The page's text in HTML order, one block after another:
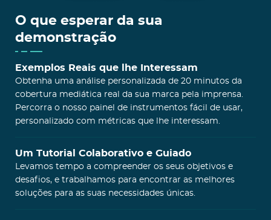
O que esperar da sua
demonstração
Exemplos Reais que lhe Interessam
Obtenha uma análise personalizada de 20 minutos da
cobertura mediática real da sua marca pela imprensa.
Percorra o nosso painel de instrumentos fácil de usar,
personalizado com métricas que lhe interessam.
Um Tutorial Colaborativo e Guiado
Levamos tempo a compreender os seus objetivos e
desafios, e trabalhamos para encontrar as melhores
soluções para as suas necessidades únicas.